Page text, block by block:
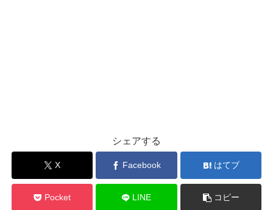
シェアする
X Facebook はてブ
Pocket LINE コピー